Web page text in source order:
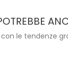
le tendenze